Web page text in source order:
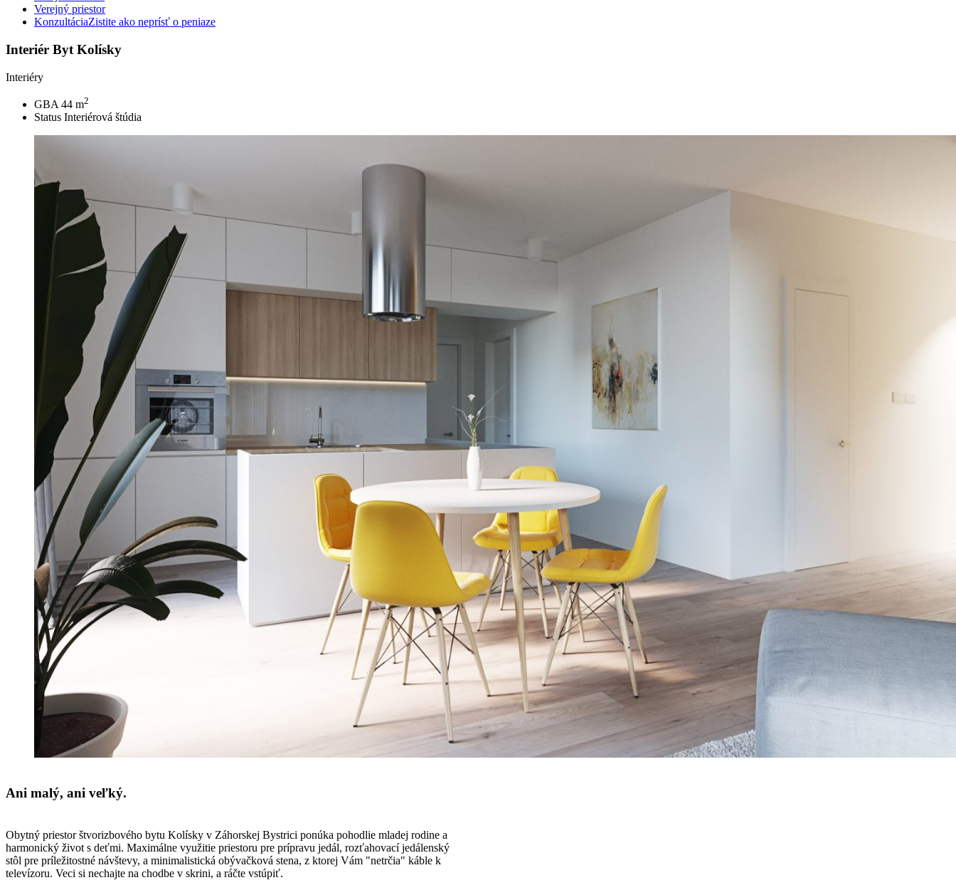
Verejný priestor
KonzultáciaZistite ako neprísť o peniaze
Interiér Byt Kolísky
Interiéry
GBA 44 m2
Status Interiérová štúdia
Ani malý, ani veľký.
Obytný priestor štvorizbového bytu Kolísky v Záhorskej Bystrici ponúka pohodlie mladej rodine a
harmonický život s deťmi. Maximálne využitie priestoru pre prípravu jedál, rozťahovacíjedálenský
stôl pre príležitostné návštevy, a minimalistická obývačková stena, z ktorej Vám "netrčia" káble k
televízoru. Veci si nechajte na chodbe v skrini, a ráčte vstúpiť.